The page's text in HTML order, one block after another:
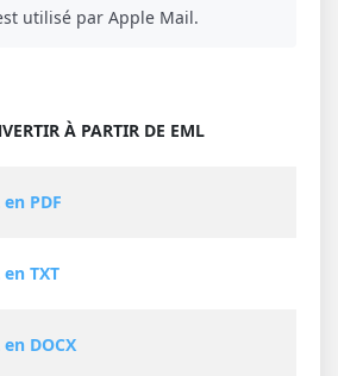
utilisé par Apple Mail.
À PARTIR DE EML
en PDF
en TXT
en DOCX